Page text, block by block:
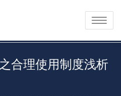
Toggle
合理使用制度浅析